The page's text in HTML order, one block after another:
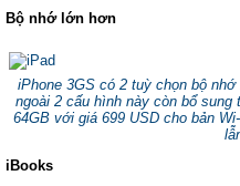
Bộ nhớ lớn hơn
iPhone 3GS có 2 tuỳ chọn bộ
ngoài 2 cấu hình này còn bổ
64GB với giá 699 USD cho bản
iBooks